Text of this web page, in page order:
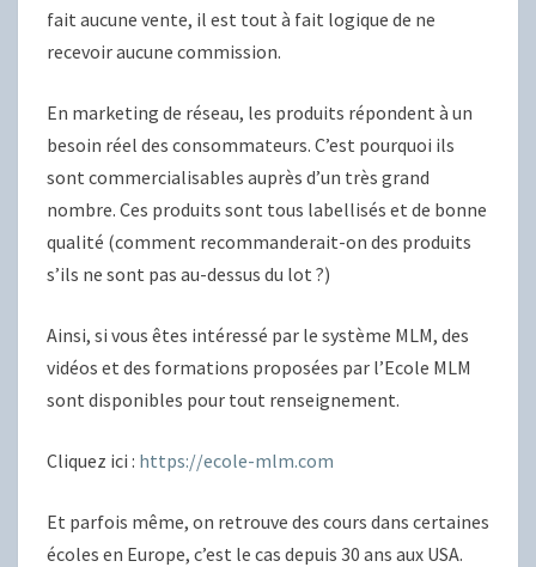
fait aucune vente, il est tout à fait logique de ne
recevoir aucune commission.
En marketing de réseau, les produits répondent à un
besoin réel des consommateurs. C’est pourquoi ils
sont commercialisables auprès d’un très grand
nombre. Ces produits sont tous labellisés et de bonne
qualité (comment recommanderait-on des produits
s’ils ne sont pas au-dessus du lot ?)
Ainsi, si vous êtes intéressé par le système MLM, des
vidéos et des formations proposées par l’Ecole MLM
sont disponibles pour tout renseignement.
Cliquez ici : https://ecole-mlm.com
Et parfois même, on retrouve des cours dans certaines
écoles en Europe, c’est le cas depuis 30 ans aux USA.